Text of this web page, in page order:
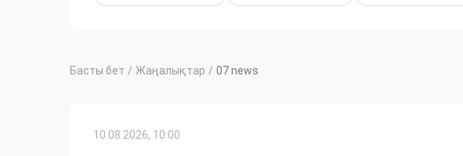
Басты бет / Жаңалықтар / 07 news
10.08.2026, 10:00